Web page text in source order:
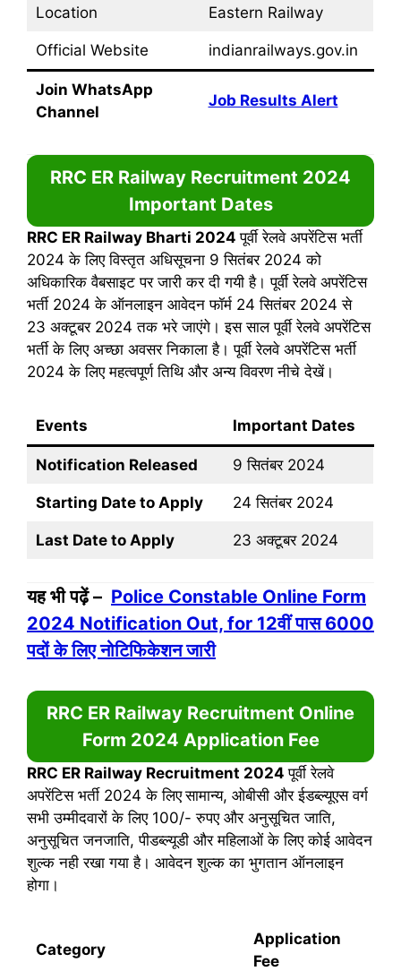
Location Eastern Railway
Official Website indianrailways.gov.in
Join WhatsApp
Channel
Job Results Alert
RRC ER Railway Recruitment 2024
Important Dates
RRC ER Railway Bharti 2024पूर्वी रेलवे अपरेंटिस भर्ती
2024 के लिए विस्तृत अधिसूचना 9 सितंबर 2024 को
अधिकारिक वैबसाइट पर जारी कर दी गयी है। पूर्वी रेलवे अपरेंटिस
भर्ती 2024 के ऑनलाइन आवेदन फॉर्म 24 सितंबर 2024 से
23 अक्टूबर 2024 तक भरे जाएंगे। इस साल पूर्वी रेलवे अपरेंटिस
भर्ती के लिए अच्छा अवसर निकाला है। पूर्वी रेलवे अपरेंटिस भर्ती
2024 के लिए महत्वपूर्ण तिथि और अन्य विवरण नीचे देखें।
Events Important Dates
Notification Released 9 सितंबर 2024
Starting Date to Apply 24 सितंबर 2024
Last Date to Apply 23 अक्टूबर 2024
यह भी पढ़ें – Police Constable Online Form
2024 Notification Out, for 12वीं पास 6000
पदों के लिए नोटिफिकेशन जारी
RRC ER Railway Recruitment Online
Form 2024 Application Fee
RRC ER Railway Recruitment 2024पूर्वी रेलवे
अपरेंटिस भर्ती 2024 के लिए सामान्य, ओबीसी और ईडब्ल्यूएस वर्ग
सभी उम्मीदवारों के लिए 100/- रुपए और अनुसूचित जाति,
अनुसूचित जनजाति, पीडब्ल्यूडी और महिलाओं के लिए कोई आवेदन
शुल्क नही रखा गया है। आवेदन शुल्क का भुगतान ऑनलाइन
होगा।
Category
Application
Fee